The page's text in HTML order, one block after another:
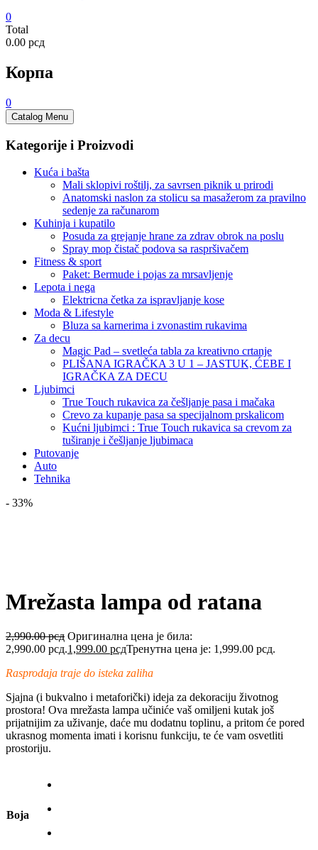
0
Total
0.00 рсд
Корпа
0
Catalog Menu
Kategorije i Proizvodi
Kuća i bašta
Mali sklopivi roštilj, za savrsen piknik u prirodi
Anatomski naslon za stolicu sa masažerom za pravilno
sedenje za računarom
Kuhinja i kupatilo
Posuda za grejanje hrane za zdrav obrok na poslu
Spray mop čistač podova sa raspršivačem
Fitness & sport
Paket: Bermude i pojas za mrsavljenje
Lepota i nega
Elektricna četka za ispravljanje kose
Moda & Lifestyle
Bluza sa karnerima i zvonastim rukavima
Za decu
Magic Pad – svetleća tabla za kreativno crtanje
PLIŠANA IGRAČKA 3 U 1 – JASTUK, ĆEBE I
IGRAČKA ZA DECU
Ljubimci
True Touch rukavica za češljanje pasa i mačaka
Crevo za kupanje pasa sa specijalnom prskalicom
Kućni ljubimci : True Touch rukavica sa crevom za
tuširanje i češljanje ljubimaca
Putovanje
Auto
Tehnika
- 33%
Mrežasta lampa od ratana
2,990.00рсд Оригинална цена је била:
2,990.00 рсд.1,999.00 рсдТренутна цена је: 1,999.00 рсд.
Rasprodaja traje do isteka zaliha
Sjajna (i bukvalno i metaforički) ideja za dekoraciju životnog
prostora! Ova mrežasta lampa učiniće vaš omiljeni kutak još
prijatnijim za uživanje, daće mu dodatnu toplinu, a pritom će pored
ukrasnog momenta imati i korisnu funkciju, te će vam osvetliti
prostoriju.
Boja